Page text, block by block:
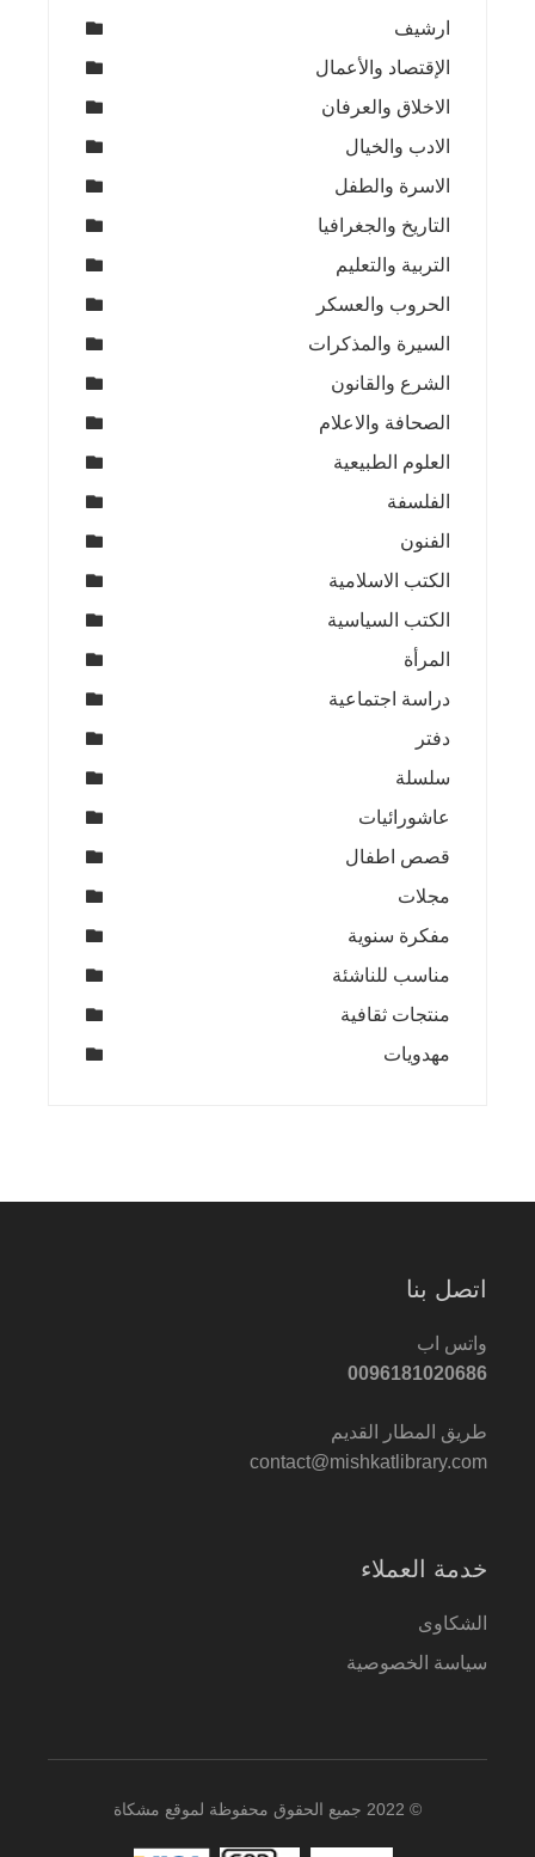
ارشيف
الإقتصاد والأعمال
الاخلاق والعرفان
الادب والخيال
الاسرة والطفل
التاريخ والجغرافيا
التربية والتعليم
الحروب والعسكر
السيرة والمذكرات
الشرع والقانون
الصحافة والاعلام
العلوم الطبيعية
الفلسفة
الفنون
الكتب الاسلامية
الكتب السياسية
المرأة
دراسة اجتماعية
دفتر
سلسلة
عاشورائيات
قصص اطفال
مجلات
مفكرة سنوية
مناسب للناشئة
منتجات ثقافية
مهدويات
اتصل بنا
واتس اب
0096181020686
طريق المطار القديم
contact@mishkatlibrary.com
خدمة العملاء
الشكاوى
سياسة الخصوصية
© 2022 جميع الحقوق محفوظة لموقع مشكاة